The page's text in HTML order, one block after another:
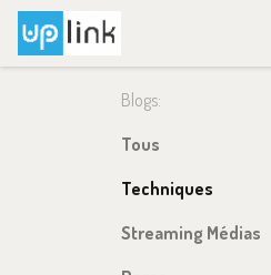
Blogs:
Tous
Techniques
Streaming Médias